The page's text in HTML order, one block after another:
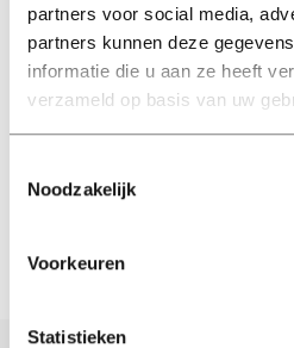
partners voor social media,
partners kunnen deze
informatie die u aan ze heeft
verzameld op basis van uw
Noodzakelijk
Voorkeuren
Statistieken
22
Column
To the